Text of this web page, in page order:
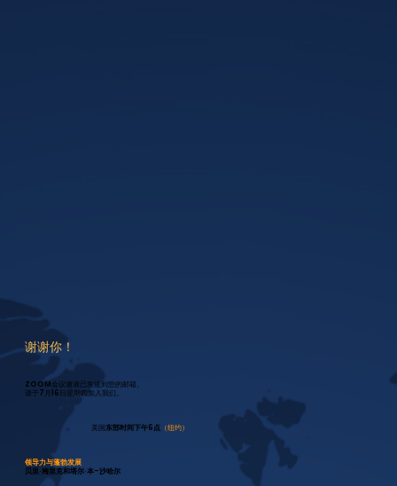
谢谢你！
ZOOM会议邀请已发送到您的邮箱。
请于7月16日星期四加入我们。
美国东部时间下午6点（纽约）
领导力与蓬勃发展
贝里·梅里克和塔尔·本-沙哈尔